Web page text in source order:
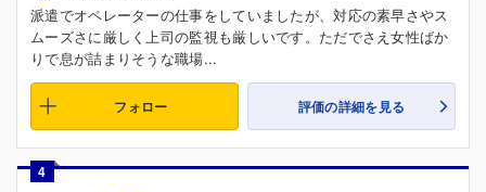
派遣でオペレーターの仕事をしていましたが、対応の素早さやス
ムーズさに厳しく上司の監視も厳しいです。ただでさえ女性ばか
りで息が詰まりそうな職場...
フォロー 評価の詳細を見る
4